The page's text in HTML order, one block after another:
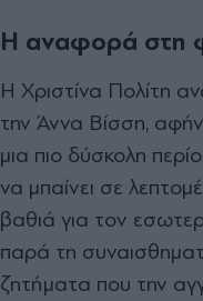
Η αναφορά στη
Η Χριστίνα Πολίτη
την Άννα Βίσση,
μια πιο δύσκολη
να μπαίνει σε
βαθιά για τον
παρά τη
ζητήματα που την